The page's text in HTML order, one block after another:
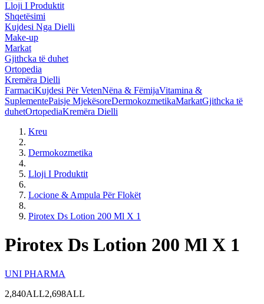
Lloji I Produktit
Shqetësimi
Kujdesi Nga Dielli
Make-up
Markat
Gjithcka të duhet
Ortopedia
Kremëra Dielli
FarmaciKujdesi Për VetenNëna & FëmijaVitamina &
SuplementePaisje MjekësoreDermokozmetikaMarkatGjithcka të
duhetOrtopediaKremëra Dielli
Kreu
Dermokozmetika
Lloji I Produktit
Locione & Ampula Për Flokët
Pirotex Ds Lotion 200 Ml X 1
Pirotex Ds Lotion 200 Ml X 1
UNI PHARMA
2,840ALL2,698ALL